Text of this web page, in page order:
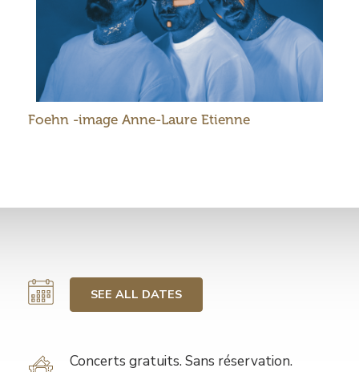
Foehn -image Anne-Laure Etienne
SEE ALL DATES
Tarif
Concerts gratuits. Sans réservation.